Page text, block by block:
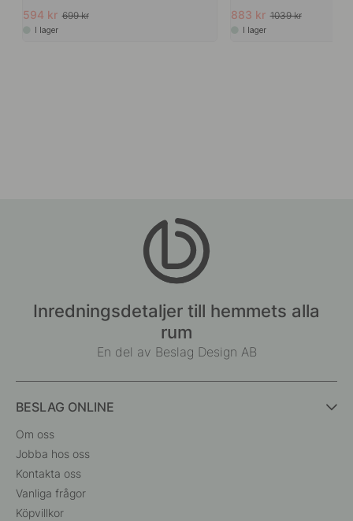
594 kr 699 kr
I lager
883 kr 1039 kr
I lager
Inredningsdetaljer till hemmets alla
rum
En del av Beslag Design AB
BESLAG ONLINE
Om oss
Jobba hos oss
Kontakta oss
Vanliga frågor
Köpvillkor